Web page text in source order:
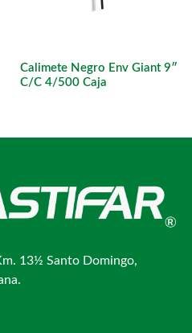
Calimete Negro Env Giant 9″
C/C 4/500 Caja
13½ Santo Domingo,